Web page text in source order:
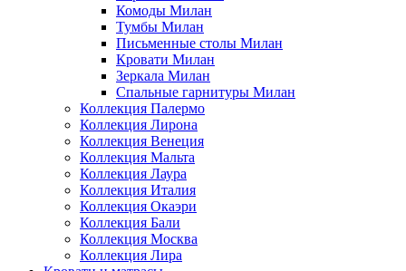
Комоды Милан
Тумбы Милан
Письменные столы Милан
Кровати Милан
Зеркала Милан
Спальные гарнитуры Милан
Коллекция Палермо
Коллекция Лирона
Коллекция Венеция
Коллекция Мальта
Коллекция Лаура
Коллекция Италия
Коллекция Окаэри
Коллекция Бали
Коллекция Москва
Коллекция Лира